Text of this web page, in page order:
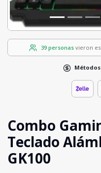
39 personasvieron
Combo
Teclado
GK100